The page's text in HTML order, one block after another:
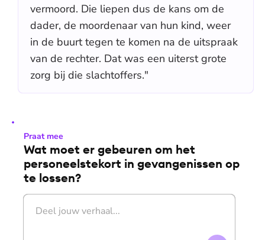
vermoord. Die liepen dus de kans om de
dader, de moordenaar van hun kind, weer
in de buurt tegen te komen na de uitspraak
van de rechter. Dat was een uiterst grote
zorg bij die slachtoffers."
Praat mee
Wat moet er gebeuren om het
personeelstekort in gevangenissen op
te lossen?